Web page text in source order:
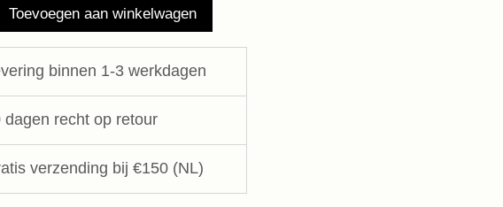
Toevoegen aan winkelwagen
binnen 1-3 werkdagen
dagen recht op retour
verzending bij €150 (NL)